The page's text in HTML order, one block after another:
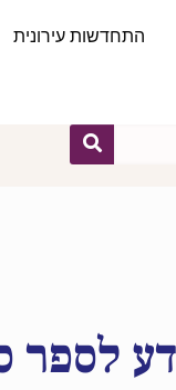
התחדשות עירונית
לספר